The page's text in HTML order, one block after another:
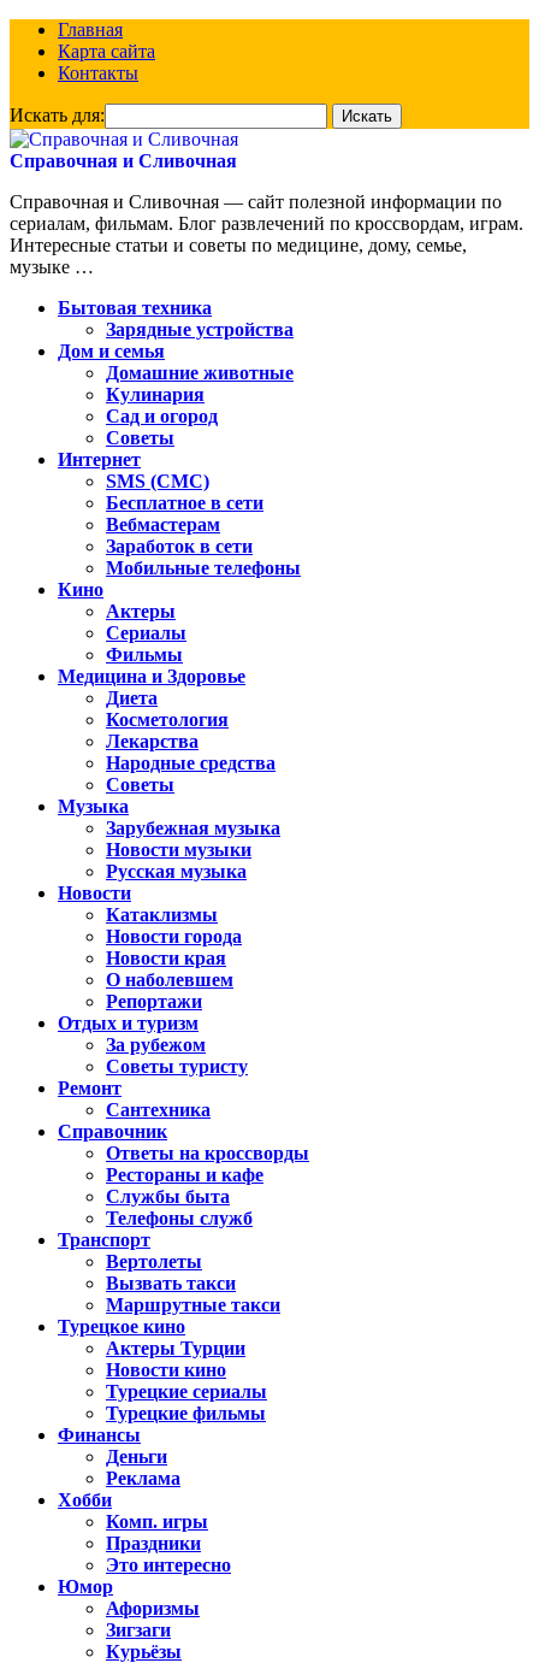
Главная
Карта сайта
Контакты
Искать для:
Справочная и Сливочная
Справочная и Сливочная — сайт полезной информации по
сериалам, фильмам. Блог развлечений по кроссвордам, играм.
Интересные статьи и советы по медицине, дому, семье,
музыке …
Бытовая техника
Зарядные устройства
Дом и семья
Домашние животные
Кулинария
Сад и огород
Советы
Интернет
SMS (СМС)
Бесплатное в сети
Вебмастерам
Заработок в сети
Мобильные телефоны
Кино
Актеры
Сериалы
Фильмы
Медицина и Здоровье
Диета
Косметология
Лекарства
Народные средства
Советы
Музыка
Зарубежная музыка
Новости музыки
Русская музыка
Новости
Катаклизмы
Новости города
Новости края
О наболевшем
Репортажи
Отдых и туризм
За рубежом
Советы туристу
Ремонт
Сантехника
Справочник
Ответы на кроссворды
Рестораны и кафе
Службы быта
Телефоны служб
Транспорт
Вертолеты
Вызвать такси
Маршрутные такси
Турецкое кино
Актеры Турции
Новости кино
Турецкие сериалы
Турецкие фильмы
Финансы
Деньги
Реклама
Хобби
Комп. игры
Праздники
Это интересно
Юмор
Афоризмы
Зигзаги
Курьёзы